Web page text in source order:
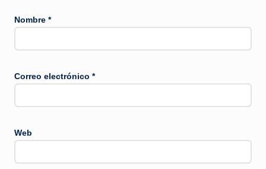
Nombre *
Correo electrónico *
Web